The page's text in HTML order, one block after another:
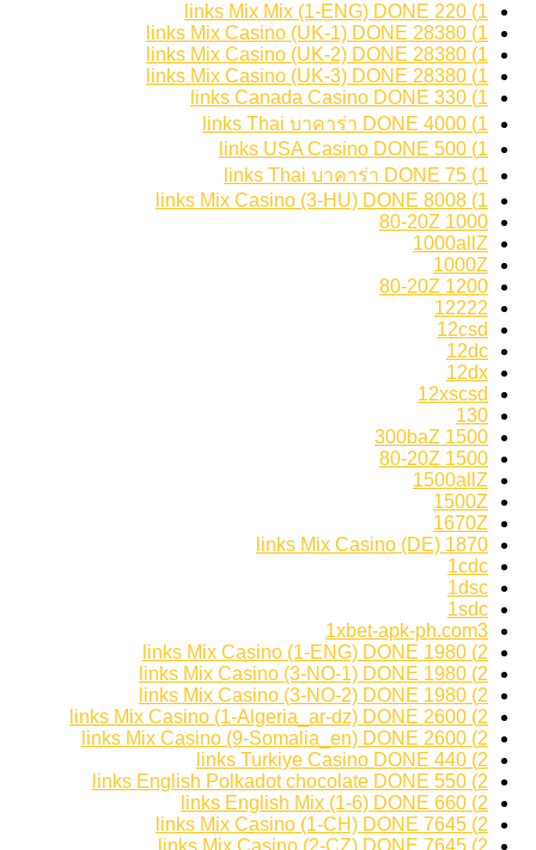
1) 220 links Mix Mix (1-ENG) DONE
1) 28380 links Mix Casino (UK-1) DONE
1) 28380 links Mix Casino (UK-2) DONE
1) 28380 links Mix Casino (UK-3) DONE
1) 330 links Canada Casino DONE
1) 4000 links Thai บาคาร่า DONE
1) 500 links USA Casino DONE
1) 75 links Thai บาคาร่า DONE
1) 8008 links Mix Casino (3-HU) DONE
1000 80-20Z
1000allZ
1000Z
1200 80-20Z
12222
12csd
12dc
12dx
12xscsd
130
1500 300baZ
1500 80-20Z
1500allZ
1500Z
1670Z
1870 links Mix Casino (DE)
1cdc
1dsc
1sdc
1xbet-apk-ph.com3
2) 1980 links Mix Casino (1-ENG) DONE
2) 1980 links Mix Casino (3-NO-1) DONE
2) 1980 links Mix Casino (3-NO-2) DONE
2) 2600 links Mix Casino (1-Algeria_ar-dz) DONE
2) 2600 links Mix Casino (9-Somalia_en) DONE
2) 440 links Turkiye Casino DONE
2) 550 links English Polkadot chocolate DONE
2) 660 links English Mix (1-6) DONE
2) 7645 links Mix Casino (1-CH) DONE